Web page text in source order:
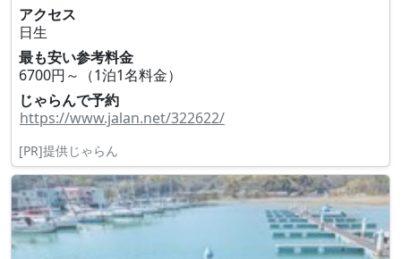
アクセス
日生
最も安い参考料金
6700円～（1泊1名料金）
じゃらんで予約
https://www.jalan.net/322622/
[PR]提供じゃらん